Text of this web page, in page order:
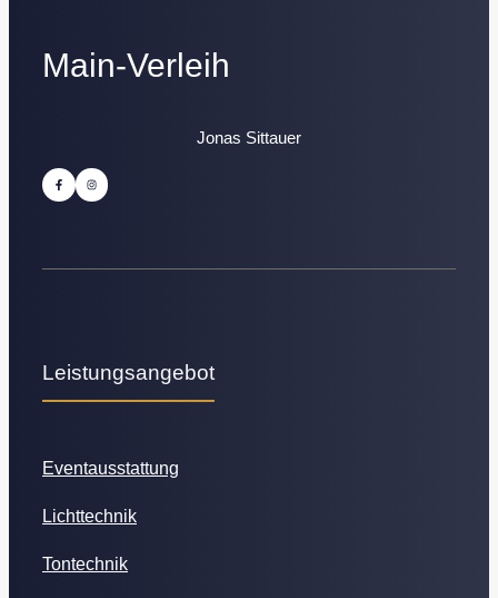
Main-Verleih
Jonas Sittauer
Leistungsangebot
Eventausstattung
Lichttechnik
Tontechnik